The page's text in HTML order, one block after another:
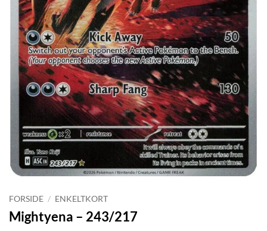
FORSIDE / ENKELTKORT
Mightyena – 243/217